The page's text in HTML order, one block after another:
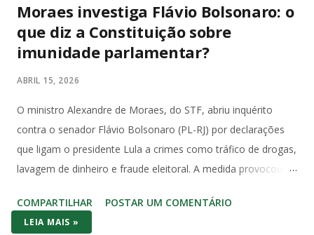
Moraes investiga Flávio Bolsonaro: o
que diz a Constituição sobre
imunidade parlamentar?
ABRIL 15, 2026
O ministro Alexandre de Moraes, do STF, abriu inquérito
contra o senador Flávio Bolsonaro (PL-RJ) por declarações
que ligam o presidente Lula a crimes como tráfico de drogas,
lavagem de dinheiro e fraude eleitoral. A medida provocou
violação direta à imunidade parlamentar prevista na
Constituição Federal de 1988. O Artigo 53 da Constituição é
COMPARTILHAR POSTAR UM COMENTÁRIO
LEIA MAIS »